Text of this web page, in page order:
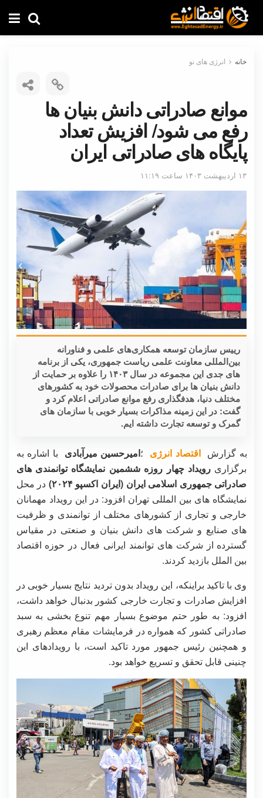
خانه انرژی های نو
موانع صادراتی دانش بنیان ها
رفع می شود/ افزیش تعداد
پایگاه های صادراتی ایران
۱۳ اردیبهشت ۱۴۰۳ ساعت ۱۱:۱۹
رییس سازمان توسعه همکاری‌های علمی و فناورانه
بین‌المللی معاونت علمی ریاست جمهوری، یکی از برنامه
های جدی این مجموعه در سال ۱۴۰۳ را علاوه بر حمایت از
دانش بنیان ها برای صادرات محصولات خود به کشورهای
مختلف دنیا، هدفگذاری رفع موانع صادراتی اعلام کرد و
گفت: در این زمینه مذاکرات بسیار خوبی با سازمان های
گمرک و توسعه تجارت داشته ایم.
به گزارشاقتصاد انرژی ؛امیرحسین میرآبادی با اشاره به
برگزاری رویداد چهار روزه ششمین نمایشگاه توانمندی های
صادراتی جمهوری اسلامی ایران (ایران اکسپو ۲۰۲۴)
در محل
نمایشگاه های بین المللی تهران افزود: در این رویداد مهمانان
خارجی و تجاری از کشورهای مختلف از توانمندی و ظرفیت
های صنایع و شرکت های دانش بنیان و صنعتی در مقیاس
گسترده از شرکت های توانمند ایرانی فعال در حوزه اقتصاد
بین الملل بازدید کردند.
وی با تاکید براینکه، این رویداد بدون تردید نتایج بسیار خوبی در
افزایش صادرات و تجارت خارجی کشور بدنبال خواهد داشت،
افزود: به طور حتم موضوع بسیار مهم تنوع بخشی به سبد
صادراتی کشور که همواره در فرمایشات مقام معظم رهبری
و همچنین رئیس جمهور مورد تاکید است، با رویدادهای این
چنینی قابل تحقق و تسریع خواهد بود.